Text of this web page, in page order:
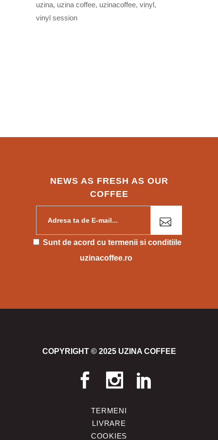
uzina uzina coffee uzinacoffee vinyl
vinyl session
NEWS AS FRESH AS OUR
COFFEE
Please leave this field empty.
Sunt de acord cu termenii si conditiile
uzinacoffee.ro
COPYRIGHT © 2025 UZINA COFFEE
TERMENI
LIVRARE
COOKIES